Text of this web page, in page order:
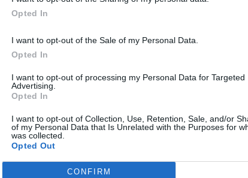
de terceros en la Lista de participantes intermedios de la IAB.
Opted In
I want to opt-out of the Sale of my Personal Data.
Opted In
I want to opt-out of processing my Personal Data for Targeted
Advertising.
Opted In
I want to opt-out of Collection, Use, Retention, Sale, and/or
of my Personal Data that Is Unrelated with the Purposes for
was collected.
Opted Out
CONFIRM